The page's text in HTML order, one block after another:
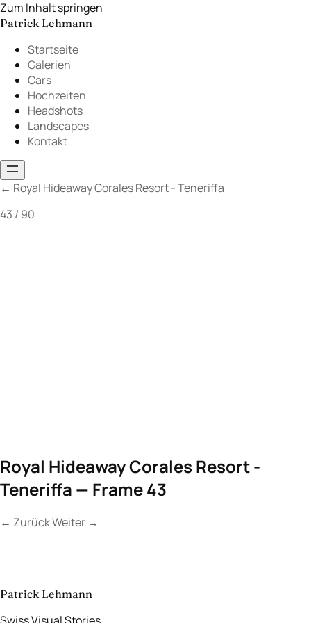
Zum Inhalt springen
Patrick Lehmann
Startseite
Galerien
Cars
Hochzeiten
Headshots
Landscapes
Kontakt
← Royal Hideaway Corales Resort - Teneriffa
43 / 90
Royal Hideaway Corales Resort -
Teneriffa — Frame 43
← ZurückWeiter →
aufnehmen→
Patrick Lehmann